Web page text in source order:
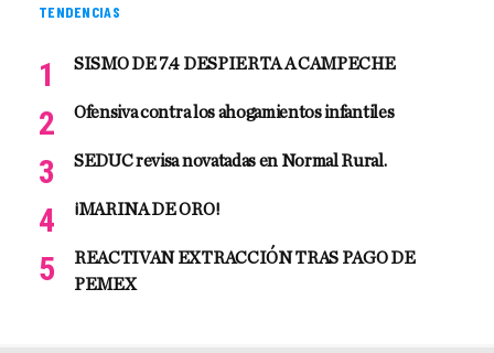
TENDENCIAS
SISMO DE 7.4 DESPIERTA A CAMPECHE
Ofensiva contra los ahogamientos infantiles
SEDUC revisa novatadas en Normal Rural.
¡MARINA DE ORO!
REACTIVAN EXTRACCIÓN TRAS PAGO DE
PEMEX